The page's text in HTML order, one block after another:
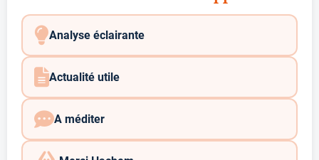
Analyse éclairante
Actualité utile
A méditer